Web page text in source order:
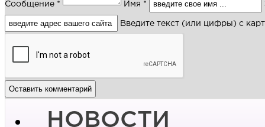
Сообщение * Имя *
Введите текст (или цифры) с
НОВОСТИ